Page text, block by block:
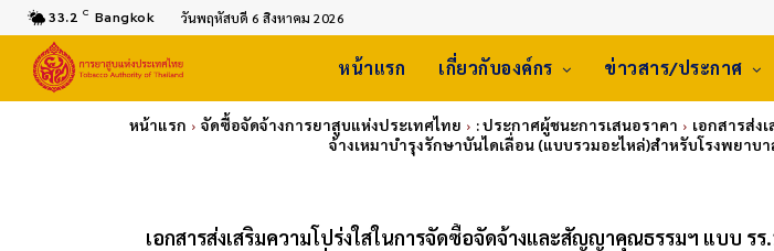
33.2 C Bangkok วันพฤหัสบดี 6 สิงหาคม 2026
หน้าแรก เกี่ยวกับองค์กร ข่าวสาร/ประกาศ
หน้าแรก จัดซื้อจัดจ้างการยาสูบแห่งประเทศไทย : ประกาศผู้ชนะการเสนอราคา
เอกสารส่ง
จ้างเหมาบำรุงรักษาบันไดเลื่อน (แบบรวมอะไหล่)สำหรับโรงพยา
เอกสารส่งเสริมความโปร่งใสในการจัดซื้อจัดจ้างและสัญญาคุณธรรมฯ แบบ รร